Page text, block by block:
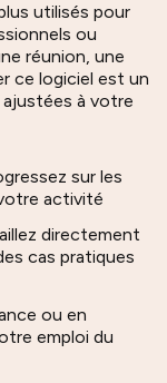
utilisés pour
ou
réunion, une
ce logiciel est un
à votre
sur les
activité
directement
cas pratiques
ou en
emploi du